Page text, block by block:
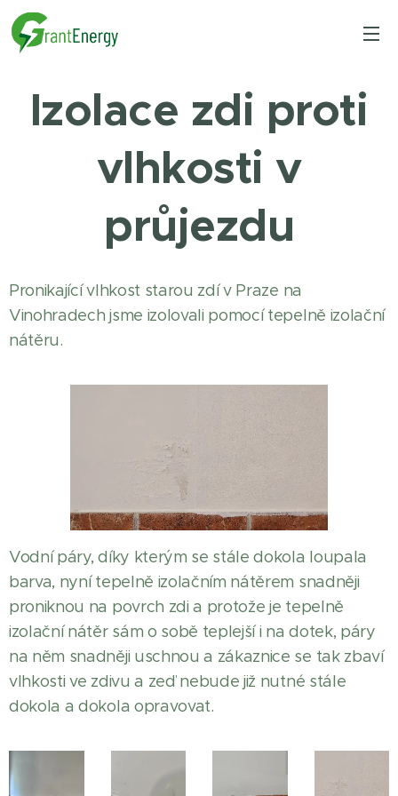
Izolace zdi proti
vlhkosti v
průjezdu
Pronikající vlhkost starou zdí v Praze na
Vinohradech jsme izolovali pomocí tepelně izolační
nátěru.
Vodní páry, díky kterým se stále dokola loupala
barva, nyní tepelně izolačním nátěrem snadněji
proniknou na povrch zdi a protože je tepelně
izolační nátěr sám o sobě teplejší i na dotek, páry
na něm snadněji uschnou a zákaznice se tak zbaví
vlhkosti ve zdivu a zeď nebude již nutné stále
dokola a dokola opravovat.